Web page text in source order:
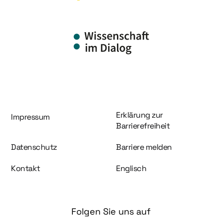
Information und Service
Impressum
Erklärung zur
Barrierefreiheit
Datenschutz Barriere melden
Kontakt Englisch
Folgen Sie uns auf